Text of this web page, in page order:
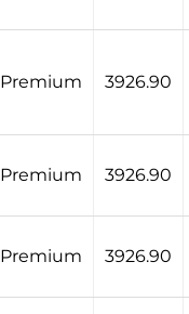
Premium 3926.90
Premium 3926.90
Premium 3926.90